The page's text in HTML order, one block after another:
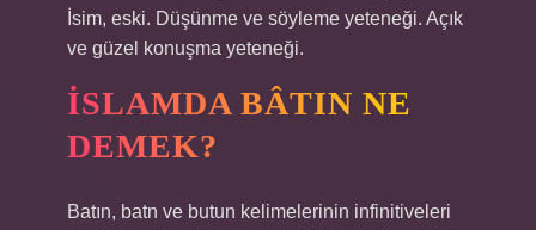
İsim, eski. Düşünme ve söyleme yeteneği. Açık
ve güzel konuşma yeteneği.
İSLAMDA BÂTIN NE
DEMEK?
Batın, batn ve butun kelimelerinin infinitiveleri